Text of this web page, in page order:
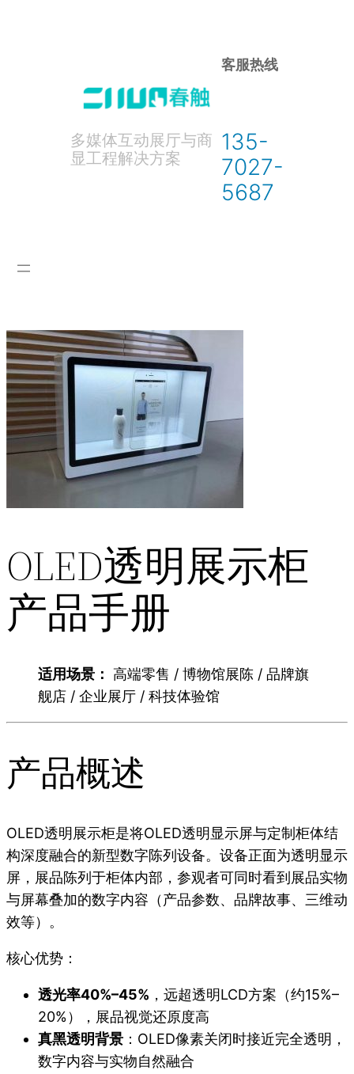
多媒体互动展厅与商
显工程解决方案
客服热线
135-
7027-
5687
OLED透明展示柜
产品手册
适用场景： 高端零售 / 博物馆展陈 / 品牌旗
舰店 / 企业展厅 / 科技体验馆
产品概述
OLED透明展示柜是将OLED透明显示屏与定制柜体结
构深度融合的新型数字陈列设备。设备正面为透明显示
屏，展品陈列于柜体内部，参观者可同时看到展品实物
与屏幕叠加的数字内容（产品参数、品牌故事、三维动
效等）。
核心优势：
透光率40%–45% ，远超透明LCD方案（约15%–
20%），展品视觉还原度高
真黑透明背景 ：OLED像素关闭时接近完全透明，
数字内容与实物自然融合